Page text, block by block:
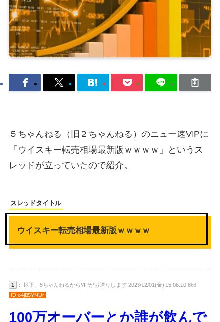
５ちゃんねる（旧２ちゃんねる）のニュー速VIPに
「ウイスキー転売相場最新版ｗｗｗｗ」というス
レッドが立っていたので紹介。
スレッドタイトル
ウイスキー転売相場最新版ｗｗｗｗ
1
： 以下、5ちゃんねるからVIPがお送りします 2023/12/01(金) 15:08:10.866
ID:o4jB5YNUr
100万オーバーとか誰が飲んで